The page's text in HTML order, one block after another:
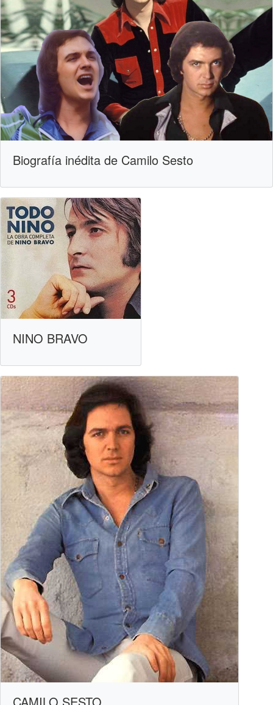
Biografía inédita de Camilo Sesto
NINO BRAVO